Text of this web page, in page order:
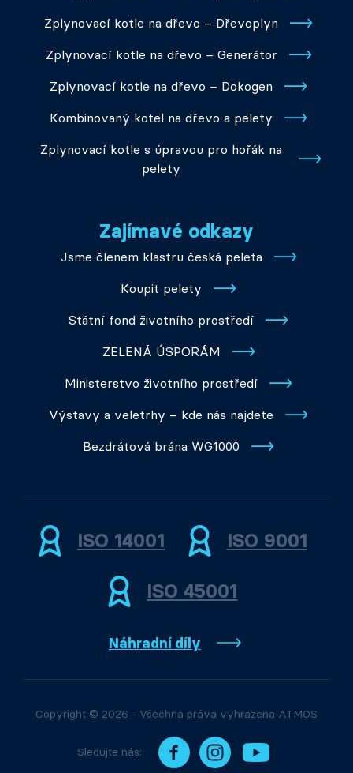
Zplynovací kotle na dřevo – Dřevoplyn
Zplynovací kotle na dřevo – Generátor
Zplynovací kotle na dřevo – Dokogen
Kombinovaný kotel na dřevo a pelety
Zplynovací kotle s úpravou pro hořák na
pelety
Zajímavé odkazy
Jsme členem klastru česká peleta
Koupit pelety
Státní fond životního prostředí
ZELENÁ ÚSPORÁM
Ministerstvo životního prostředí
Výstavy a veletrhy – kde nás najdete
Bezdrátová brána WG1000
ISO 14001 ISO 9001
ISO 45001
Náhradní díly
Copyright © 2026 - Všechna práva vyhrazena ATMOS
Sledujte nás: